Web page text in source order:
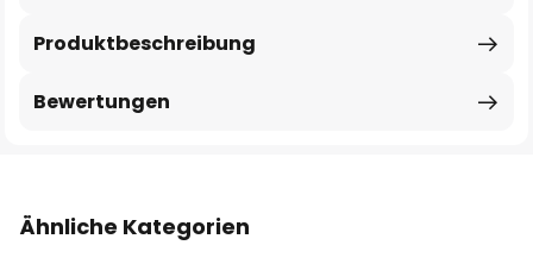
Produktbeschreibung
Bewertungen
Ähnliche Kategorien